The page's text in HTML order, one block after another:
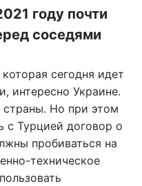
году почти
соседями
которая сегодня идет
интересно Украине.
Но при этом
с Турцией договор о
пробиваться на
техническое